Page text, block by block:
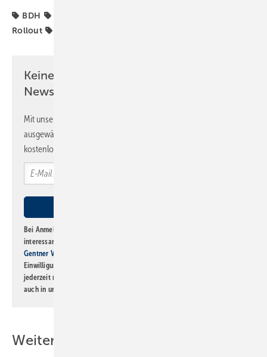
BDH
Rollout
Keine Zeit? Kein Problem mit dem SBZ
Newsletter!
Mit unserem Newsletter erhalten Sie regelmäßig von uns
ausgewählte Informationen und Neuigkeiten, gebündelt und
kostenlos direkt ins Postfach.
Bei Anmeldung zu diesem Newsletter bin ich damit einverstanden, über
interessante Verlags- und Online-Angebote
Gentner Verlag GmbH & Co. KG
Einwilligung kann ich jederzeit widerrufen und eine Abmeldung ist
jederzeit möglich. Informationen zum Umgang mit Daten finden Sie
auch in unserer
Weitere Inhalte